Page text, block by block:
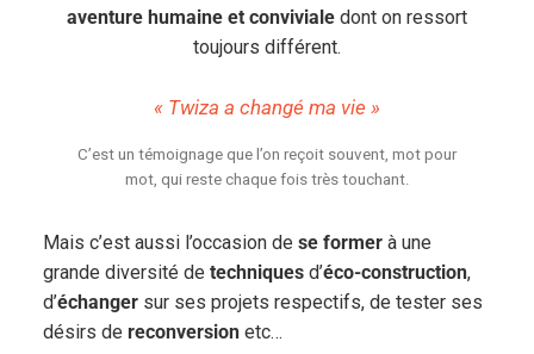
aventure humaine et conviviale dont on ressort
toujours différent.
« Twiza a changé ma vie »
C’est un témoignage que l’on reçoit souvent, mot pour
mot, qui reste chaque fois très touchant.
Mais c’est aussi l’occasion de se formerà une
grande diversité de techniquesd’éco-construction,
d’échangersur ses projets respectifs, de tester ses
désirs de reconversionetc…